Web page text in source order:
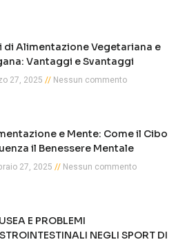
di Alimentazione Vegetariana e
Vantaggi e Svantaggi
27, 2025
Nessun commento
e Mente: Come il Cibo
il Benessere Mentale
27, 2025
Nessun commento
E PROBLEMI
NEGLI SPORT DI